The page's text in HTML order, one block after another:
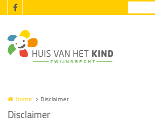
Overslaan en naar de inhoud gaan
Home Disclaimer
Disclaimer